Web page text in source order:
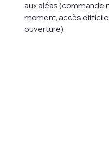
aux aléas (commande
moment, accès
ouverture).